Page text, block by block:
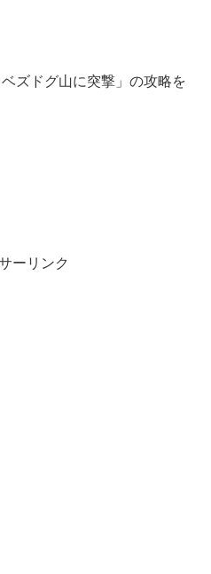
ズドグ山に突撃」の攻略を
ーリンク